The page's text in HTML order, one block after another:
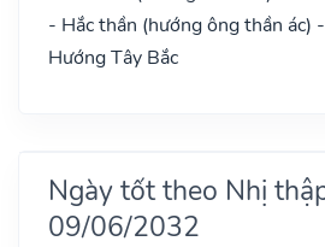
- Hắc thần (hướng ông thần ác)
Hướng Tây Bắc
Ngày tốt theo Nhị
09/06/2032